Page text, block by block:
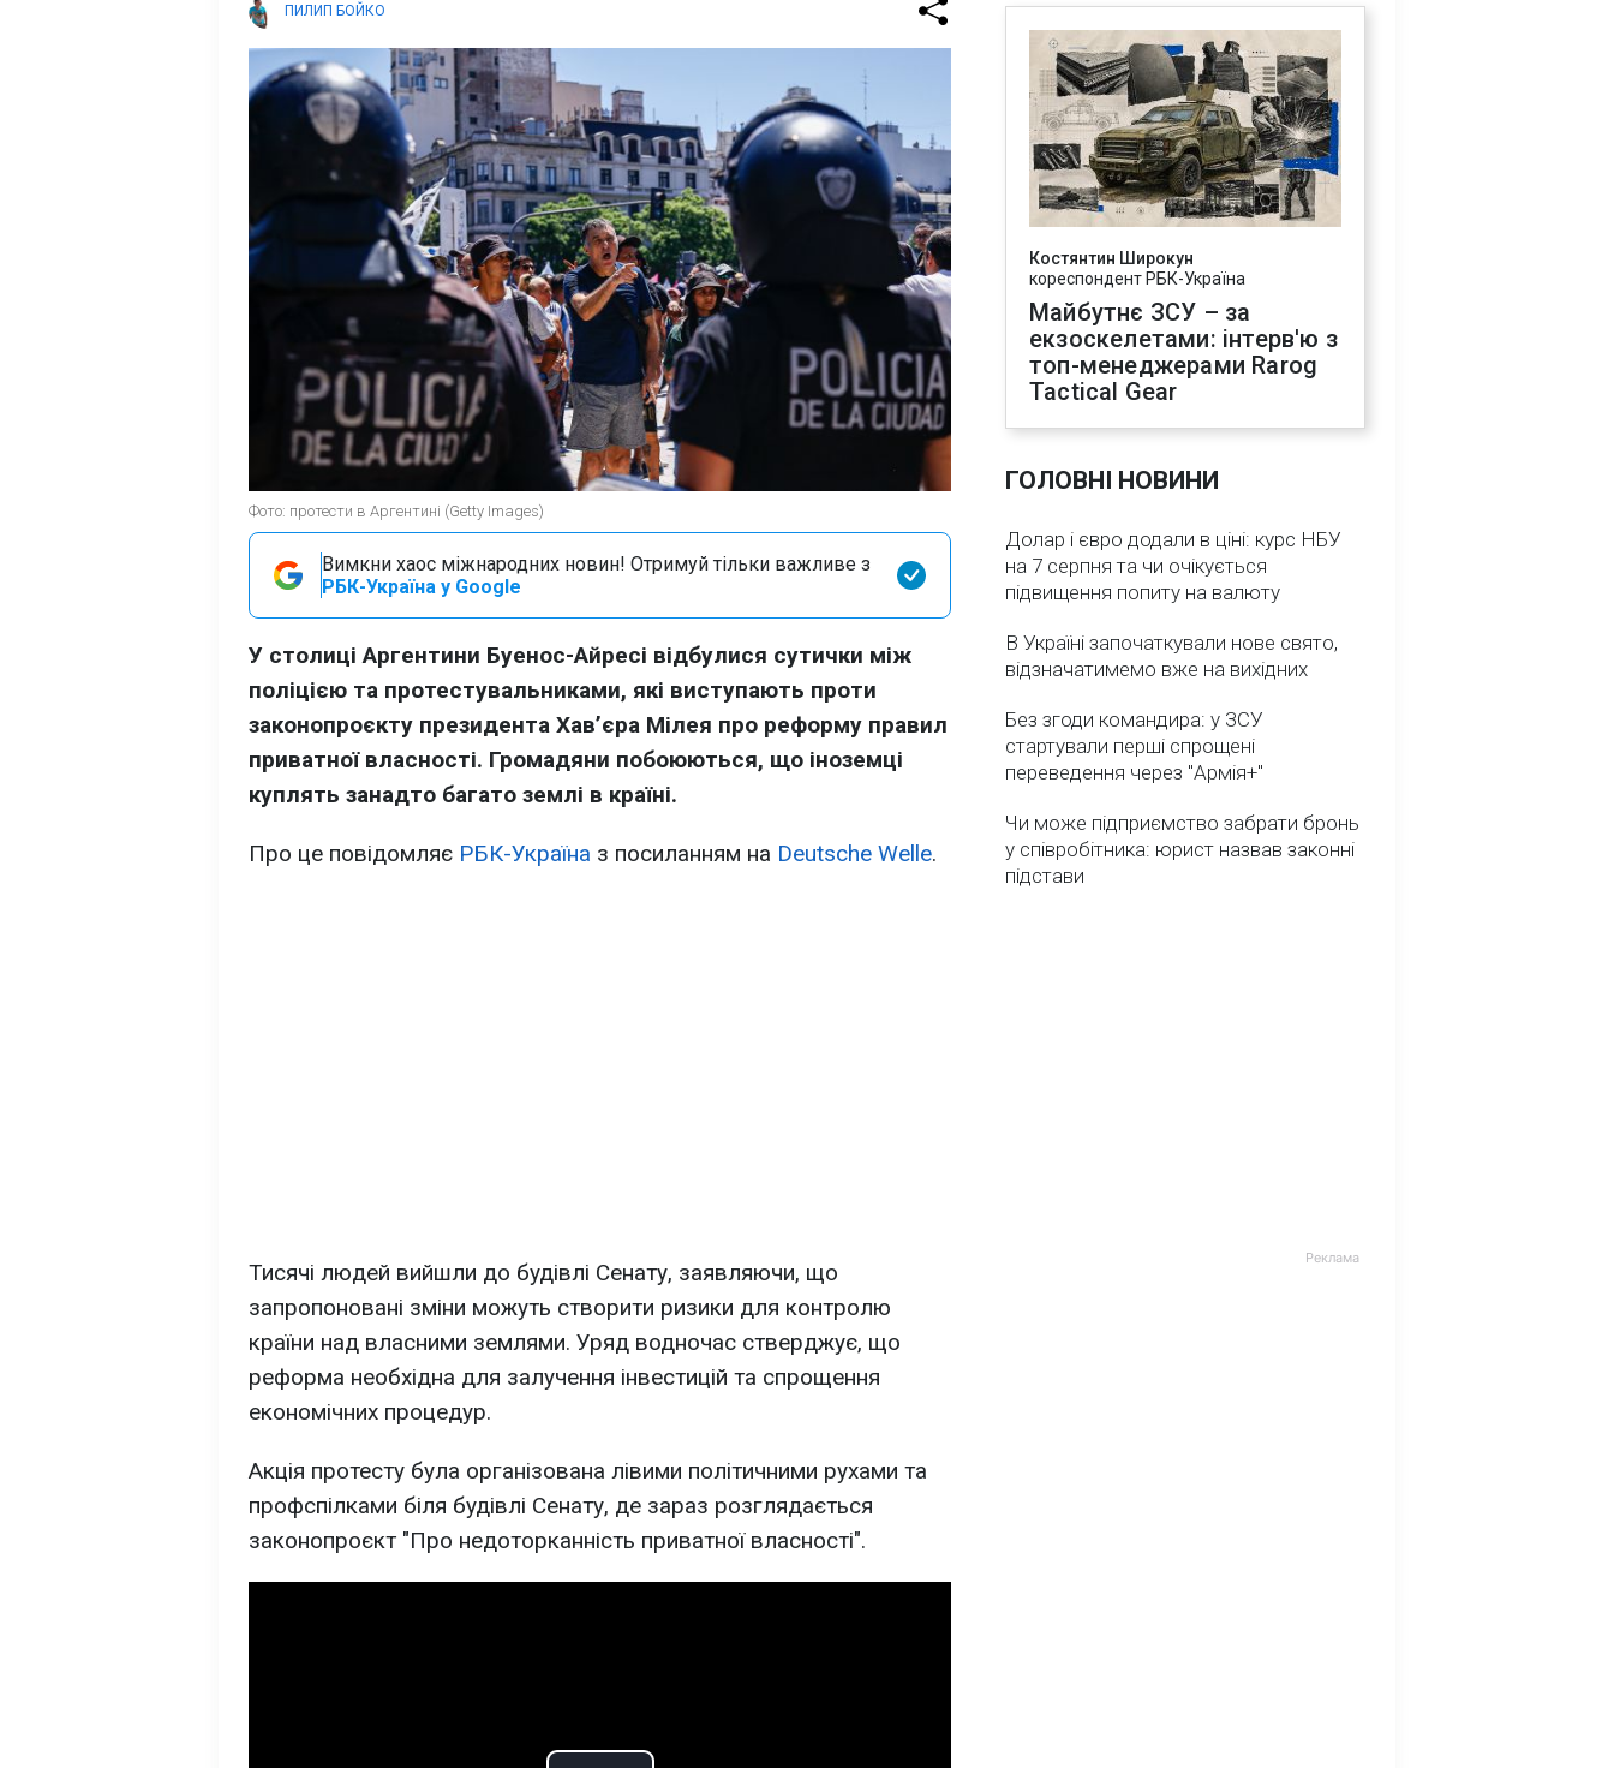
ПИЛИП БОЙКО
Фото: протести в Аргентині (Getty Images)
Вимкни хаос міжнародних новин! Отримуй тільки важливе з
РБК-Україна у Google
У столиці Аргентини Буенос-Айресі відбулися сутички між
поліцією та протестувальниками, які виступають проти
законопроєкту президента Хав’єра Мілея про реформу правил
приватної власності. Громадяни побоюються, що іноземці
куплять занадто багато землі в країні.
Про це повідомляє РБК-Україна з посиланням на Deutsche Welle.
Тисячі людей вийшли до будівлі Сенату, заявляючи, що
запропоновані зміни можуть створити ризики для контролю
країни над власними землями. Уряд водночас стверджує, що
реформа необхідна для залучення інвестицій та спрощення
економічних процедур.
Акція протесту була організована лівими політичними рухами та
профспілками біля будівлі Сенату, де зараз розглядається
законопроєкт "Про недоторканність приватної власності".
Костянтин Широкун
кореспондент РБК-Україна
Майбутнє ЗСУ – за
екзоскелетами: інтерв'ю з
топ-менеджерами Rarog
Tactical Gear
ГОЛОВНІ НОВИНИ
Долар і євро додали в ціні: курс НБУ
на 7 серпня та чи очікується
підвищення попиту на валюту
В Україні започаткували нове свято,
відзначатимемо вже на вихідних
Без згоди командира: у ЗСУ
стартували перші спрощені
переведення через "Армія+"
Чи може підприємство забрати бронь
у співробітника: юрист назвав законні
підстави